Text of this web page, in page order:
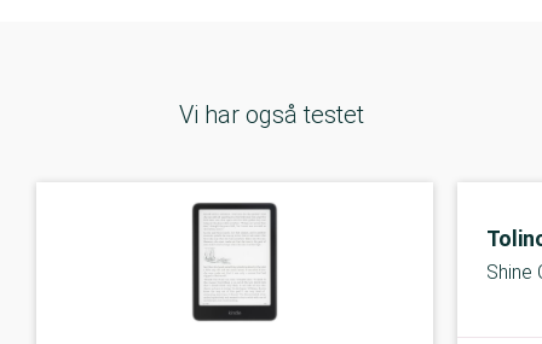
Vi har også testet
Shine